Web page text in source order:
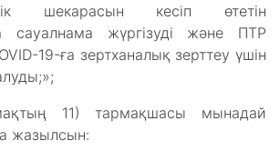
шекарасын кесіп өтетін
сауалнама жүргізуді және ПТР
19-ға зертханалық зерттеу үшін
11) тармақшасы мынадай
жазылсын: